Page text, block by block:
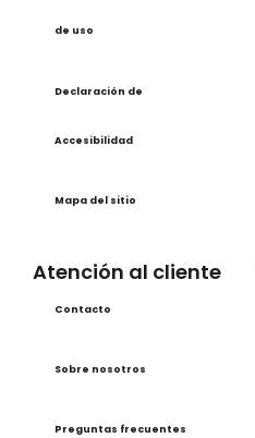
de uso
Declaración de
Accesibilidad
Mapa del sitio
Atención al cliente
Contacto
Sobre nosotros
Preguntas frecuentes